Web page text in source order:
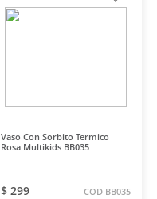
Vaso Con Sorbito Termico
Rosa Multikids BB035
$ 299 COD BB035